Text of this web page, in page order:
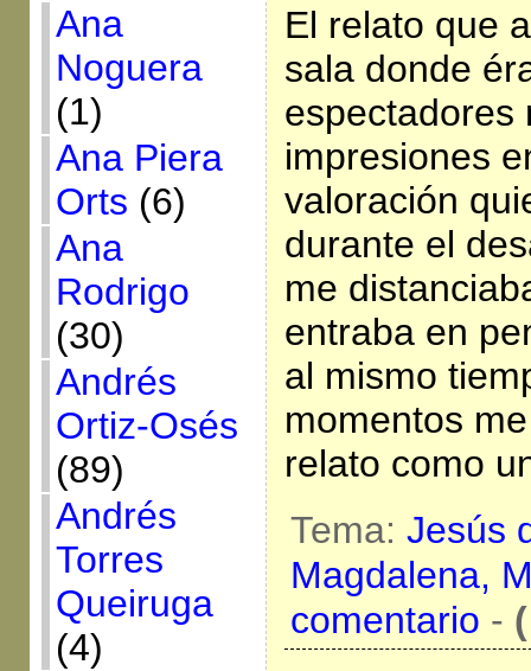
Ana
Noguera
(1)
Ana Piera
Orts (6)
Ana
Rodrigo
(30)
Andrés
Ortiz-Osés
(89)
Andrés
Torres
Queiruga
(4)
El relato que
sala donde
espectadores
impresiones
valoración
durante el
me
entraba en
al mismo
momentos
relato como
Tema: Jesús
Magdalena,
comentario -